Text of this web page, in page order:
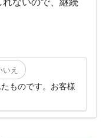
いえ
ものです。お客様